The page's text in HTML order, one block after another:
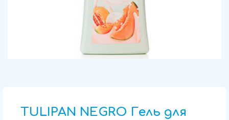
TULIPAN NEGRO Гель для